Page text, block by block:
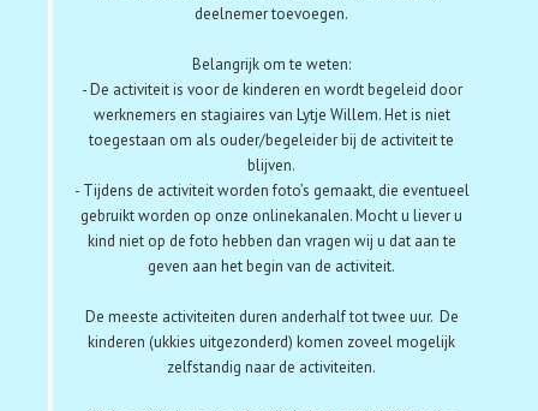
deelnemer toevoegen.
Belangrijk om te weten:
- De activiteit is voor de kinderen en wordt begeleid door
werknemers en stagiaires van Lytje Willem. Het is niet
toegestaan om als ouder/begeleider bij de activiteit te
blijven.
- Tijdens de activiteit worden foto’s gemaakt, die eventueel
gebruikt worden op onze onlinekanalen. Mocht u liever u
kind niet op de foto hebben dan vragen wij u dat aan te
geven aan het begin van de activiteit.
De meeste activiteiten duren anderhalf tot twee uur. De
kinderen (ukkies uitgezonderd) komen zoveel mogelijk
zelfstandig naar de activiteiten.